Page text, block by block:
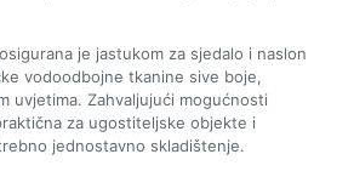
je jastukom za sjedalo i naslon
vodoodbojne tkanine sive boje,
uvjetima. Zahvaljujući mogućnosti
za ugostiteljske objekte i
jednostavno skladištenje.